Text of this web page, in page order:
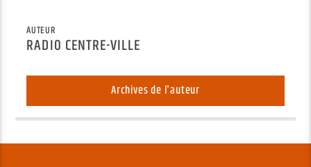
AUTEUR
RADIO CENTRE-VILLE
Archives de l'auteur